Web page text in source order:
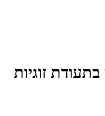
זוגיות